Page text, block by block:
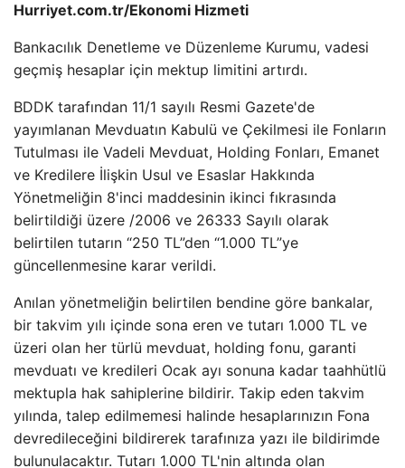
Hurriyet.com.tr/Ekonomi Hizmeti
Bankacılık Denetleme ve Düzenleme Kurumu, vadesi
geçmiş hesaplar için mektup limitini artırdı.
BDDK tarafından 11/1 sayılı Resmi Gazete'de
yayımlanan Mevduatın Kabulü ve Çekilmesi ile Fonların
Tutulması ile Vadeli Mevduat, Holding Fonları, Emanet
ve Kredilere İlişkin Usul ve Esaslar Hakkında
Yönetmeliğin 8'inci maddesinin ikinci fıkrasında
belirtildiği üzere /2006 ve 26333 Sayılı olarak
belirtilen tutarın “250 TL”den “1.000 TL”ye
güncellenmesine karar verildi.
Anılan yönetmeliğin belirtilen bendine göre bankalar,
bir takvim yılı içinde sona eren ve tutarı 1.000 TL ve
üzeri olan her türlü mevduat, holding fonu, garanti
mevduatı ve kredileri Ocak ayı sonuna kadar taahhütlü
mektupla hak sahiplerine bildirir. Takip eden takvim
yılında, talep edilmemesi halinde hesaplarınızın Fona
devredileceğini bildirerek tarafınıza yazı ile bildirimde
bulunulacaktır. Tutarı 1.000 TL'nin altında olan